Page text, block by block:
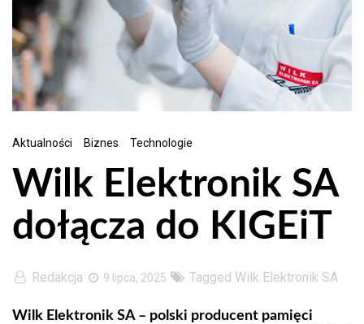
Aktualności Biznes Technologie
Wilk Elektronik SA
dołącza do KIGEiT
Redakcja 9 lipca, 2025 Tagged Wilk Elektronik SA
Wilk Elektronik SA – polski producent pamięci